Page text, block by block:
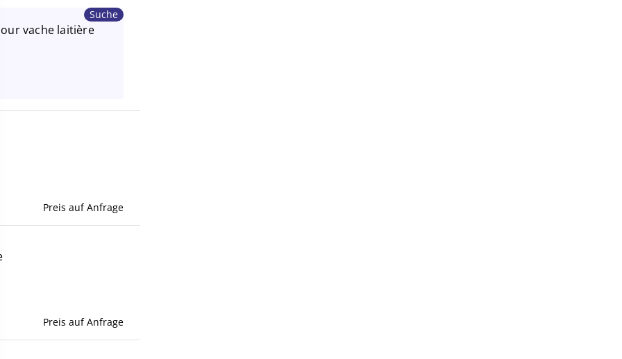
Suche
vache laitière
Preis auf Anfrage
Preis auf Anfrage